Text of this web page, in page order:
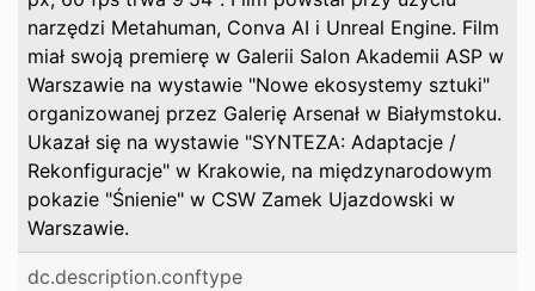
narzędzi Metahuman, Conva AI i Unreal Engine. Film
miał swoją premierę w Galerii Salon Akademii ASP w
Warszawie na wystawie "Nowe ekosystemy sztuki"
organizowanej przez Galerię Arsenał w Białymstoku.
Ukazał się na wystawie "SYNTEZA: Adaptacje /
Rekonfiguracje" w Krakowie, na międzynarodowym
pokazie "Śnienie" w CSW Zamek Ujazdowski w
Warszawie.
dc.description.conftype